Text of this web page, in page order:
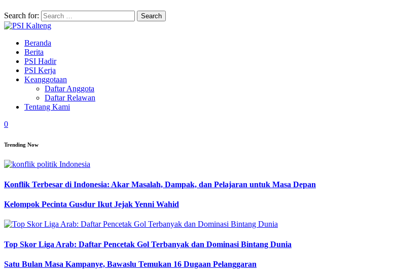
Search for:
Beranda
Berita
PSI Hadir
PSI Kerja
Keanggotaan
Daftar Anggota
Daftar Relawan
Tentang Kami
0
Trending Now
Konflik Terbesar di Indonesia: Akar Masalah, Dampak, dan Pelajaran untuk Masa Depan
Kelompok Pecinta Gusdur Ikut Jejak Yenni Wahid
Top Skor Liga Arab: Daftar Pencetak Gol Terbanyak dan Dominasi Bintang Dunia
Satu Bulan Masa Kampanye, Bawaslu Temukan 16 Dugaan Pelanggaran